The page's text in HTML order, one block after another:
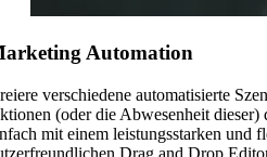
Automation
verschiedene automatisierte
(oder die Abwesenheit dieser)
mit einem leistungsstarken und
Drag and Drop